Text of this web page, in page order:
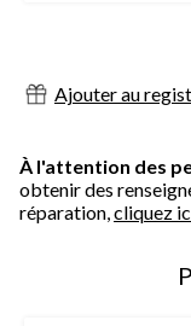
Ajouter au
À l'attention des
obtenir des
réparation, cliquez